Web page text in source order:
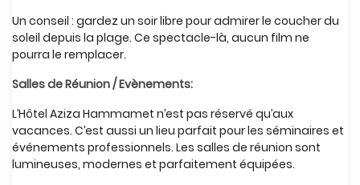
Un conseil : gardez un soir libre pour admirer le coucher du
soleil depuis la plage. Ce spectacle-là, aucun film ne
pourra le remplacer.
Salles de Réunion / Evènements:
L’Hôtel Aziza Hammamet n’est pas réservé qu’aux
vacances. C’est aussi un lieu parfait pour les séminaires et
événements professionnels. Les salles de réunion sont
lumineuses, modernes et parfaitement équipées.